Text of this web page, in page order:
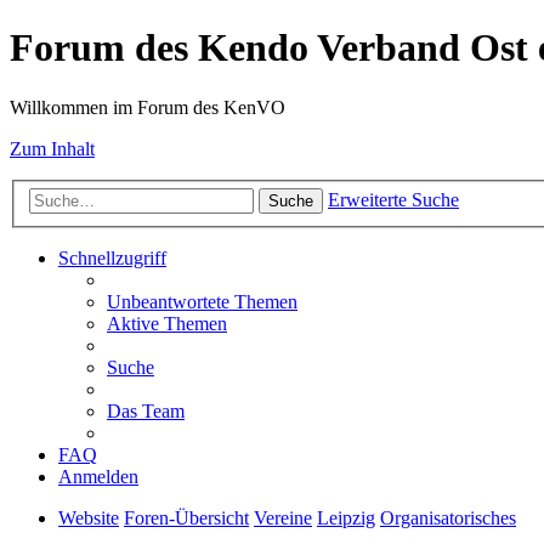
Forum des Kendo Verband Ost
Willkommen im Forum des KenVO
Zum Inhalt
Suche Erweiterte Suche
Schnellzugriff
Unbeantwortete Themen
Aktive Themen
Suche
Das Team
FAQ
Anmelden
Website Foren-Übersicht Vereine Leipzig Organisatorisches